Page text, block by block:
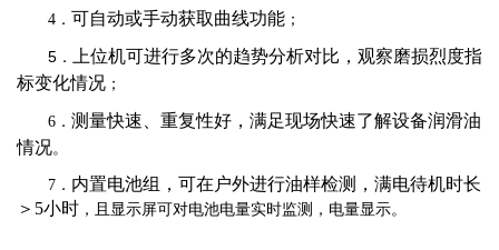
4． 可自动或手动获取曲线功能 ；
5．
上位机可进行多次的趋势分析对比，观察磨损烈度指
标变化情况 ；
6． 测量快速、重复性好，满足现场快速了解设备润滑油
情况。
7． 内置电池组，可在户外进行油样检测，满电待机时长
＞5小时 ，且显示屏可对电池电量实时监测，电量显示。